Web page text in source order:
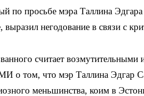
по просьбе мэра Таллина Эдгара
негодование в связи с
считает
о том, что мэр Таллина Эдгар
меньшинства, коим в